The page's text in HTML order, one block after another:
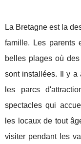
La Bretagne est la
famille. Les parents
belles plages où
sont installées. Il y a
les parcs
spectacles qui
les locaux de tout
visiter pendant les